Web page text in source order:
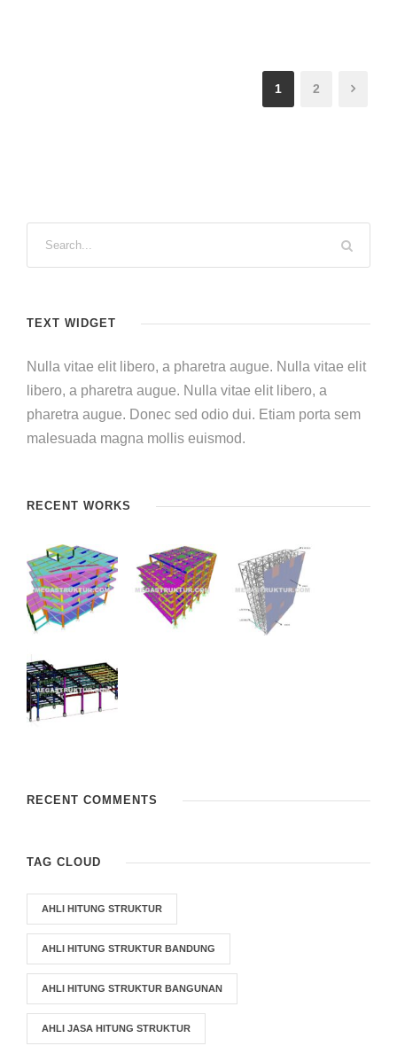
1 2
TEXT WIDGET
Nulla vitae elit libero, a pharetra augue. Nulla vitae elit
libero, a pharetra augue. Nulla vitae elit libero, a
pharetra augue. Donec sed odio dui. Etiam porta sem
malesuada magna mollis euismod.
RECENT WORKS
RECENT COMMENTS
TAG CLOUD
AHLI HITUNG STRUKTUR
AHLI HITUNG STRUKTUR BANDUNG
AHLI HITUNG STRUKTUR BANGUNAN
AHLI JASA HITUNG STRUKTUR